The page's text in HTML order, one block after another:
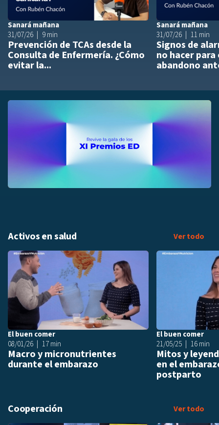
Sanará mañana
31/07/26
9 min
Prevención de TCAs desde la
Consulta de Enfermería. ¿Cómo
evitar la...
Sanará mañana
31/07/26
11 min
Signos de
no hacer
abandono
Activos en salud Ver todo
Añadir a
El buen comer
08/01/26
17 min
Macro y micronutrientes
durante el embarazo
El buen comer
21/05/25
16 min
Mitos y
en el
postparto
Cooperación Ver todo